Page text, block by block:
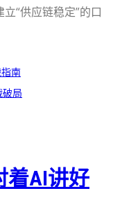
“供应链稳定”的口
南
破局
着AI讲好